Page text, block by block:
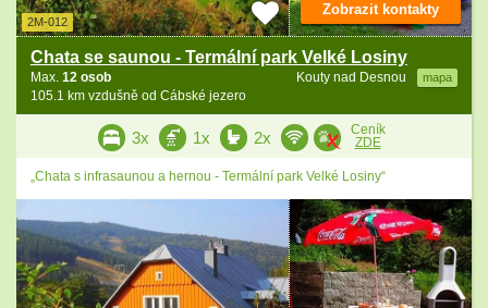
2M-012
Chata se saunou - Termální park Velké Losiny
Kouty nad Desnou mapa
Max. 12 osob
105.1 km vzdušně od Cábské jezero
Zobrazit kontakty
3x 1x 2x
Ceník
ZDE
„Chata s infrasaunou a hernou - Termální park Velké Losiny“